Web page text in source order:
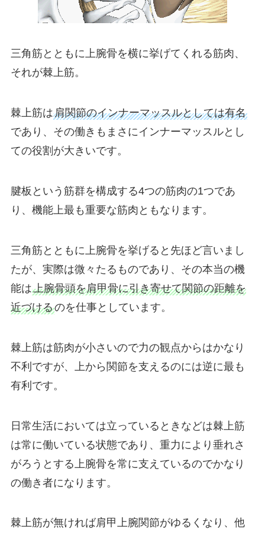
三角筋とともに上腕骨を横に挙げてくれる筋肉、
それが棘上筋。
棘上筋は肩関節のインナーマッスルとしては有名
であり、その働きもまさにインナーマッスルとし
ての役割が大きいです。
腱板という筋群を構成する4つの筋肉の1つであ
り、機能上最も重要な筋肉ともなります。
三角筋とともに上腕骨を挙げると先ほど言いまし
たが、実際は微々たるものであり、その本当の機
能は上腕骨頭を肩甲骨に引き寄せて関節の距離を
近づけるのを仕事としています。
棘上筋は筋肉が小さいので力の観点からはかなり
不利ですが、上から関節を支えるのには逆に最も
有利です。
日常生活においては立っているときなどは棘上筋
は常に働いている状態であり、重力により垂れさ
がろうとする上腕骨を常に支えているのでかなり
の働き者になります。
棘上筋が無ければ肩甲上腕関節がゆるくなり、他